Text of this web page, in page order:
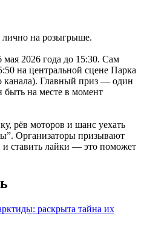
лично на розыгрыше.
мая 2026 года до 15:30. Сам
на центральной сцене Парка
канала). Главный приз — один
на месте в момент
рёв моторов и шанс уехать
Организаторы призывают
и ставить лайки — это поможет